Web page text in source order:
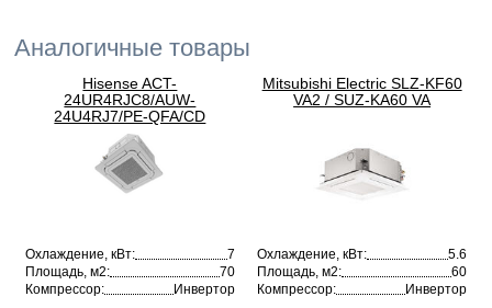
Аналогичные товары
Hisense ACT-
24UR4RJC8/AUW-
24U4RJ7/PE-QFA/CD
Охлаждение, кВт:
7
Площадь, м2:
70
Компрессор:
Инвертор
Mitsubishi Electric SLZ-KF60
VA2 / SUZ-KA60 VA
Охлаждение, кВт:
5.6
Площадь, м2:
60
Компрессор:
Инвертор